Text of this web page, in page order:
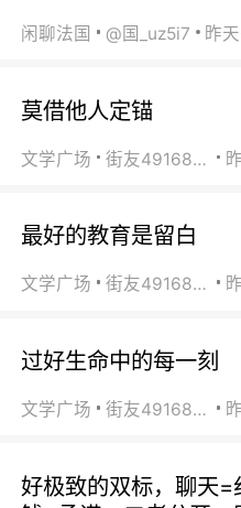
闲聊法国 @国_uz5i7 昨
莫借他人定锚
文学广场 街友49168527
最好的教育是留白
文学广场 街友49168527
过好生命中的每一刻
文学广场 街友49168527
好极致的双标，聊天